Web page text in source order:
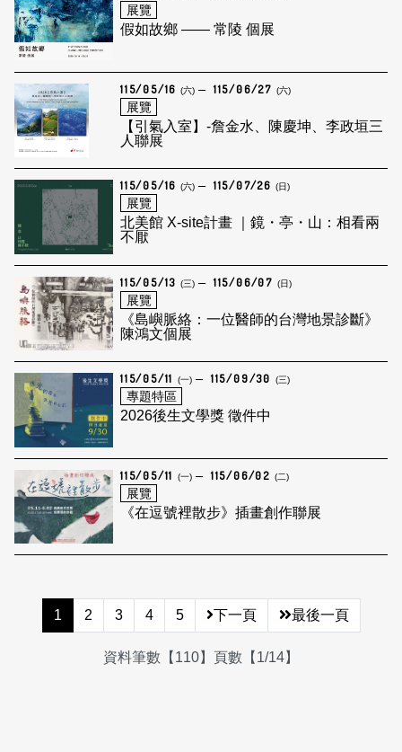
展覽
假如故鄉 —— 常陵 個展
115/05/16 (六) 115/06/27 (六)
展覽
【引氣入室】-詹金水、陳慶坤、李政垣三
人聯展
115/05/16 (六) 115/07/26 (日)
展覽
北美館 X-site計畫 ｜鏡・亭・山：相看兩
不厭
115/05/13 (三) 115/06/07 (日)
展覽
《島嶼脈絡：一位醫師的台灣地景診斷》
陳鴻文個展
115/05/11 (一) 115/09/30 (三)
專題特區
2026後生文學獎 徵件中
115/05/11 (一) 115/06/02 (二)
展覽
《在逗號裡散步》插畫創作聯展
1 2 3 4 5 下一頁 最後一頁
資料筆數【110】頁數【1/14】